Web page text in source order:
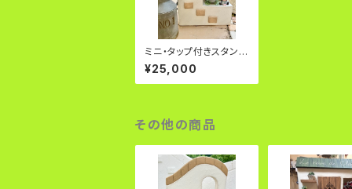
ミニ・タップ付きスタンド
オブジェ
¥25,000
その他の商品